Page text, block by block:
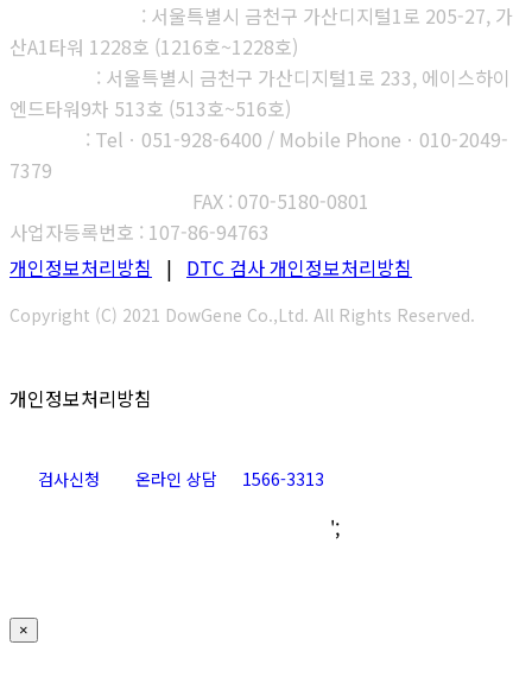
: 서울특별시 금천구 가산디지털1로 205-27, 가
산A1타워 1228호 (1216호~1228호)
: 서울특별시 금천구 가산디지털1로 233, 에이스하이
엔드타워9차 513호 (513호~516호)
: Telㆍ051-928-6400 / Mobile Phoneㆍ010-2049-
7379
FAX : 070-5180-0801
사업자등록번호 : 107-86-94763
개인정보처리방침 | DTC 검사 개인정보처리방침
Copyright (C) 2021 DowGene Co.,Ltd. All Rights Reserved.
개인정보처리방침
검사신청 온라인 상담 1566-3313
Go
';
×